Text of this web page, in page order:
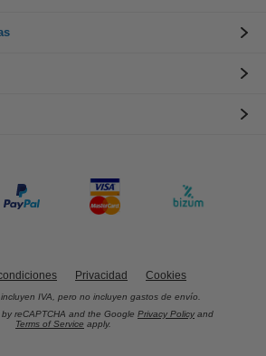
Privacidad Cookies
IVA, pero no incluyen gastos de envío.
reCAPTCHA and the Google Privacy Policy and
Terms of Service apply.